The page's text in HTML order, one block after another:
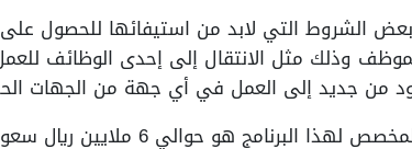
التي لابد من استيفائها للحصول على
وذلك مثل الانتقال إلى إحدى الوظائف
من جديد إلى العمل في أي جهة من الجهات
بالنسبة إلى السقف المالي